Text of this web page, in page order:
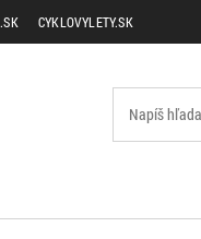
CYKLOVYLETY.SK